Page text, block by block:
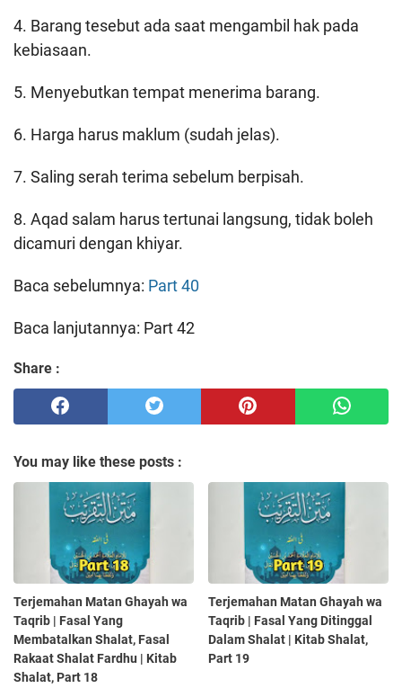
4. Barang tesebut ada saat mengambil hak pada
kebiasaan.
5. Menyebutkan tempat menerima barang.
6. Harga harus maklum (sudah jelas).
7. Saling serah terima sebelum berpisah.
8. Aqad salam harus tertunai langsung, tidak boleh
dicamuri dengan khiyar.
Baca sebelumnya: Part 40
Baca lanjutannya: Part 42
Share :
You may like these posts :
Terjemahan Matan Ghayah wa
Taqrib | Fasal Yang
Membatalkan Shalat, Fasal
Rakaat Shalat Fardhu | Kitab
Shalat, Part 18
Terjemahan Matan Ghayah wa
Taqrib | Fasal Yang Ditinggal
Dalam Shalat | Kitab Shalat,
Part 19